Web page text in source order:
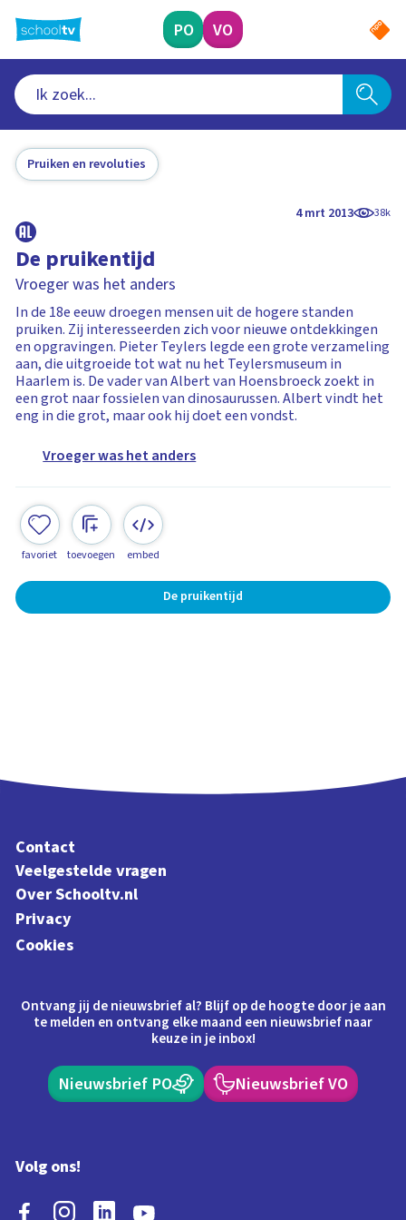
naar
hoofdinhoud
PO VO
Pruiken en revoluties
4 mrt 2013 38k
De pruikentijd
Vroeger was het anders
In de 18e eeuw droegen mensen uit de hogere standen
pruiken. Zij interesseerden zich voor nieuwe ontdekkingen
en opgravingen. Pieter Teylers legde een grote verzameling
aan, die uitgroeide tot wat nu het Teylersmuseum in
Haarlem is. De vader van Albert van Hoensbroeck zoekt in
een grot naar fossielen van dinosaurussen. Albert vindt het
eng in die grot, maar ook hij doet een vondst.
Vroeger was het anders
favoriet toevoegen embed
De pruikentijd
Contact
Veelgestelde vragen
Over Schooltv.nl
Privacy
Cookies
Ontvang jij de nieuwsbrief al? Blijf op de hoogte door je aan
te melden en ontvang elke maand een nieuwsbrief naar
keuze in je inbox!
Nieuwsbrief PO Nieuwsbrief VO
Volg ons!